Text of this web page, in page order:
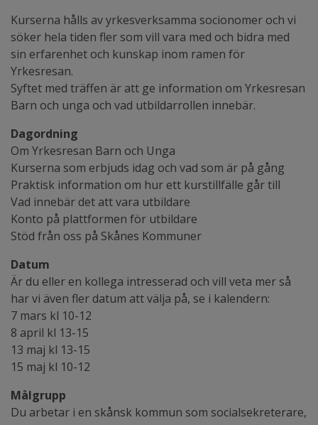
Kurserna hålls av yrkesverksamma socionomer och vi
söker hela tiden fler som vill vara med och bidra med
sin erfarenhet och kunskap inom ramen för
Yrkesresan.
Syftet med träffen är att ge information om Yrkesresan
Barn och unga och vad utbildarrollen innebär.
Dagordning
Om Yrkesresan Barn och Unga
Kurserna som erbjuds idag och vad som är på gång
Praktisk information om hur ett kurstillfälle går till
Vad innebär det att vara utbildare
Konto på plattformen för utbildare
Stöd från oss på Skånes Kommuner
Datum
Är du eller en kollega intresserad och vill veta mer så
har vi även fler datum att välja på, se i kalendern:
7 mars kl 10-12
8 april kl 13-15
13 maj kl 13-15
15 maj kl 10-12
Målgrupp
Du arbetar i en skånsk kommun som socialsekreterare,